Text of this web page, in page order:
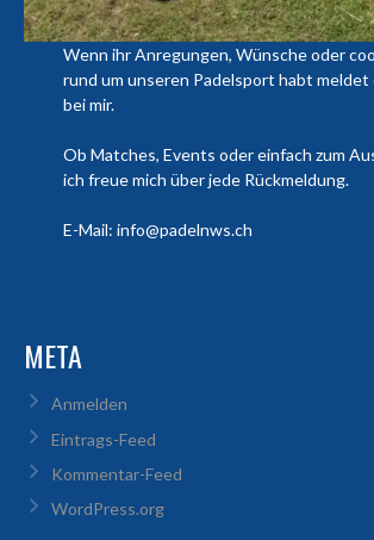
Wenn ihr Anregungen, Wünsche oder
rund um unseren Padelsport habt meldet
bei mir.
Ob Matches, Events oder einfach zum
ich freue mich über jede Rückmeldung.
E-Mail: info@padelnws.ch
META
Anmelden
Eintrags-Feed
Kommentar-Feed
WordPress.org